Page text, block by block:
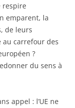
respire
emparent, la
de leurs
au carrefour des
?
du sens à
appel : l’UE ne